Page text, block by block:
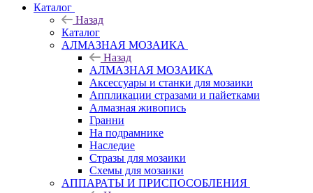
Каталог
Назад
Каталог
АЛМАЗНАЯ МОЗАИКА
Назад
АЛМАЗНАЯ МОЗАИКА
Аксессуары и станки для мозаики
Аппликации стразами и пайетками
Алмазная живопись
Гранни
На подрамнике
Наследие
Стразы для мозаики
Схемы для мозаики
АППАРАТЫ И ПРИСПОСОБЛЕНИЯ